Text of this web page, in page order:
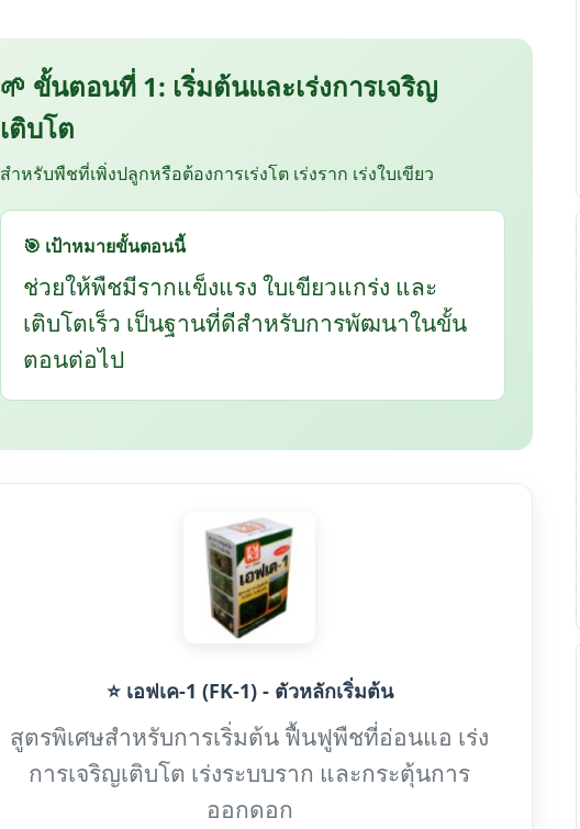
🌱 ขั้นตอนที่ 1: เริ่มต้นและเร่งการเจริญ
เติบโต
สำหรับพืชที่เพิ่งปลูกหรือต้องการเร่งโต เร่งราก เร่งใบเขียว
🎯 เป้าหมายขั้นตอนนี้
ช่วยให้พืชมีรากแข็งแรง ใบเขียวแกร่ง และ
เติบโตเร็ว เป็นฐานที่ดีสำหรับการพัฒนาในขั้น
ตอนต่อไป
⭐ เอฟเค-1 (FK-1) - ตัวหลักเริ่มต้น
สูตรพิเศษสำหรับการเริ่มต้น ฟื้นฟูพืชที่อ่อนแอ เร่ง
การเจริญเติบโต เร่งระบบราก และกระตุ้นการ
ออกดอก